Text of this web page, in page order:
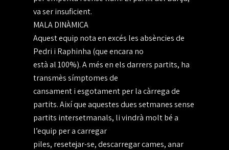
va ser insuficient.
MALA DINÀMICA
Aquest equip nota en excés les absències de
Pedri i Raphinha (que encara no
està al 100%). A més en els darrers partits, ha
transmès símptomes de
cansament i esgotament per la càrrega de
partits. Així que aquestes dues setmanes sense
partits intersetmanals, li vindrà molt bé a
l’equip per a carregar
piles, resetejar-se, descarregar cames, anar